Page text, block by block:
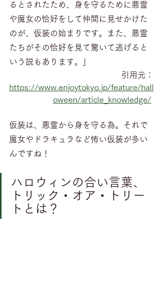
るとされたため、身を守るために悪霊
や魔女の恰好をして仲間に見せかけた
のが、仮装の始まりです。また、悪霊
たちがその恰好を見て驚いて逃げると
いう説もあります。」
引用元：
https://www.enjoytokyo.jp/feature/hall
oween/article_knowledge/
仮装は、悪霊から身を守る為。それで
魔女やドラキュラなど怖い仮装が多い
んですね！
ハロウィンの合い言葉、
トリック・オア・トリー
トとは？